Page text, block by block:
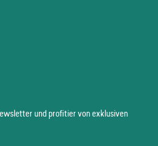
und profitier von exklusiven